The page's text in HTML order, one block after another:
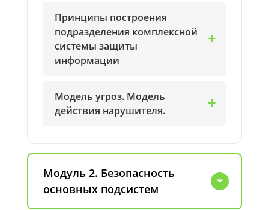
Принципы построения
подразделения комплексной
системы защиты
информации
Модель угроз. Модель
действия нарушителя.
Модуль 2. Безопасность
основных подсистем